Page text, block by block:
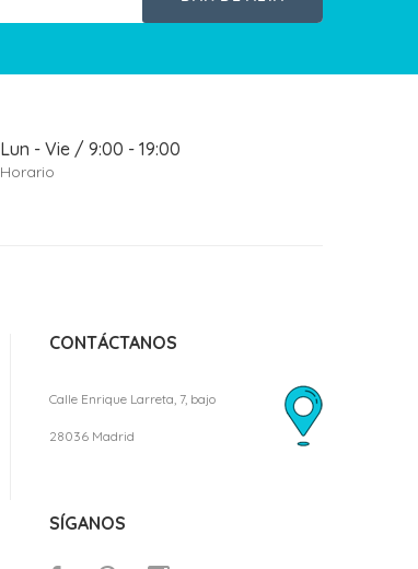
Lun - Vie / 9:00 - 19:00
Horario
CONTÁCTANOS
Calle Enrique Larreta, 7, bajo
28036 Madrid
SÍGANOS